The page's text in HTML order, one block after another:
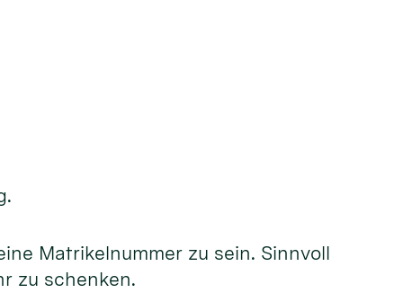
Matrikelnummer zu sein. Sinnvoll
zu schenken.